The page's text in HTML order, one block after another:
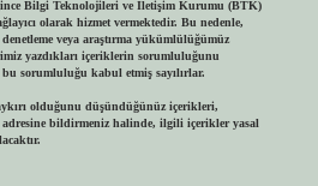
Bilgi Teknolojileri ve İletişim Kurumu (BTK)
olarak hizmet vermektedir. Bu nedenle,
veya araştırma yükümlülüğümüz
yazdıkları içeriklerin sorumluluğunu
sorumluluğu kabul etmiş sayılırlar.
olduğunu düşündüğünüz içerikleri,
bildirmeniz halinde, ilgili içerikler yasal